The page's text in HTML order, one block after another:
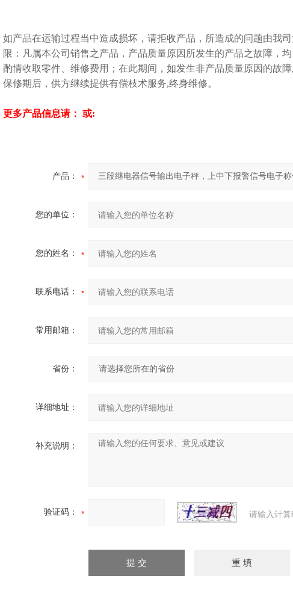
如产品在运输过程当中造成损坏，请拒收产品，所造成的问题由我
限：凡属本公司销售之产品，产品质量原因所发生的产品之故障，
酌情收取零件、维修费用；在此期间，如发生非产品质量原因的故
保修期后，供方继续提供有偿枝术服务,终身维修。
更多产品信息请： 或:
产品：
您的单位：
您的姓名：
联系电话：
常用邮箱：
省份：
详细地址：
补充说明：
验证码： 请输入计